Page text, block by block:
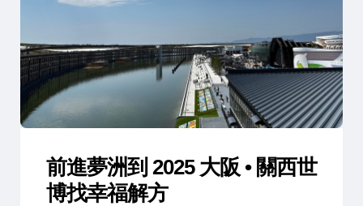
前進夢洲到 2025 大阪 • 關西世
博找幸福解方